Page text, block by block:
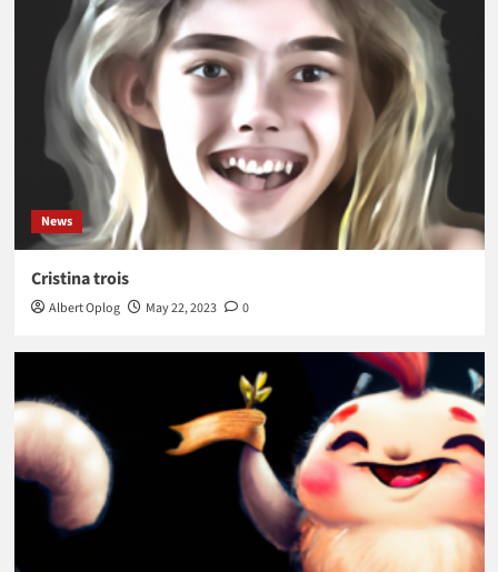
News
Cristina trois
Albert Oplog May 22, 2023 0